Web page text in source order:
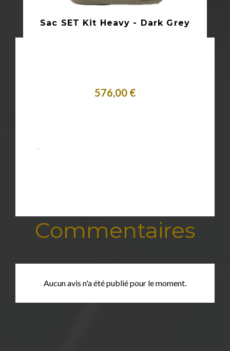
Sac SET Kit Heavy - Dark Grey
576,00 €
Commentaires
Aucun avis n'a été publié pour le moment.